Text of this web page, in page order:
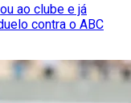
ao clube e já
contra o ABC